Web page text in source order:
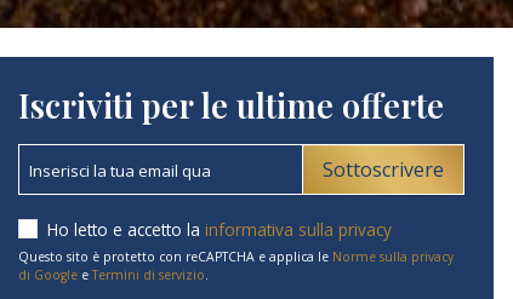
Iscriviti per le ultime offerte
Sottoscrivere
Ho letto e accetto la informativa sulla privacy
Questo sito è protetto con reCAPTCHA e applica le Norme sulla privacy
di Google eTermini di servizio.